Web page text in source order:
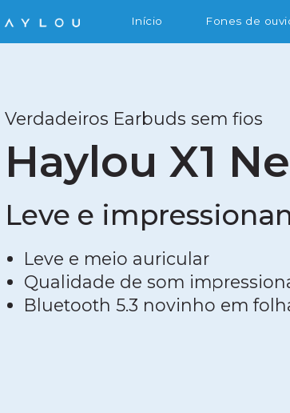
Início Fones de
Verdadeiros Earbuds sem fios
Haylou X1
Leve e
Leve e meio auricular
Qualidade de som
Bluetooth 5.3 novinho em